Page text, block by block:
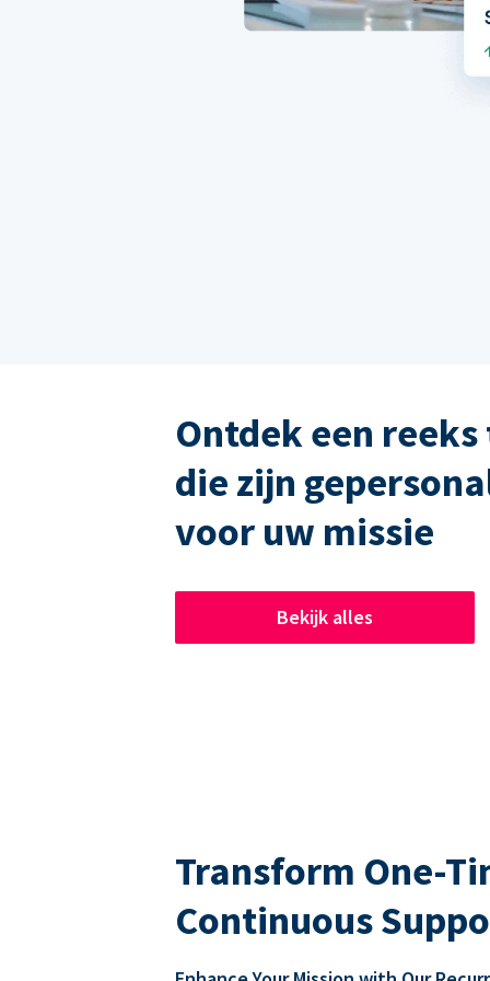
Ontdek een
die zijn
voor uw missie
Bekijk alles
Transform One-
Continuous